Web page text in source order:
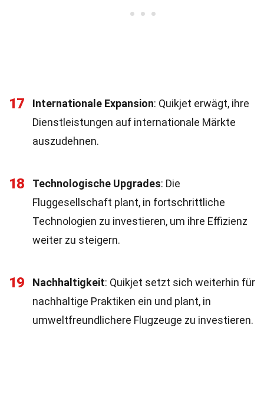
17 Internationale Expansion: Quikjet erwägt, ihre
Dienstleistungen auf internationale Märkte
auszudehnen.
18 Technologische Upgrades: Die
Fluggesellschaft plant, in fortschrittliche
Technologien zu investieren, um ihre Effizienz
weiter zu steigern.
19 Nachhaltigkeit: Quikjet setzt sich weiterhin für
nachhaltige Praktiken ein und plant, in
umweltfreundlichere Flugzeuge zu investieren.